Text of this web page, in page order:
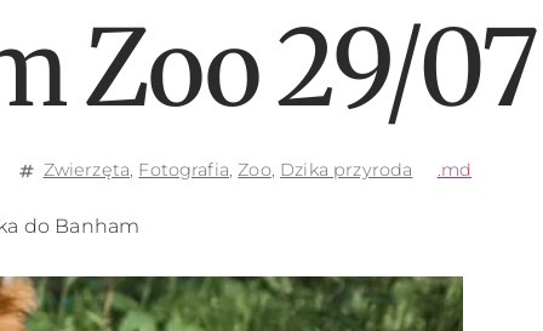
Zoo 29/07
tag Zwierzęta, Fotografia,Zoo, Dzika przyroda .md
do Banham